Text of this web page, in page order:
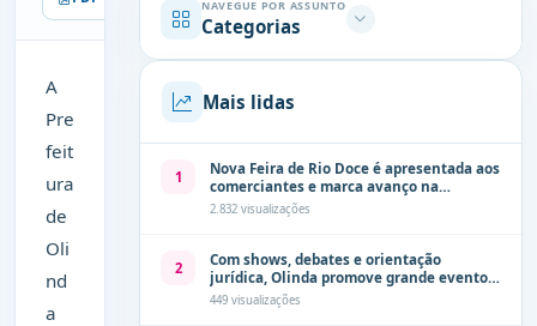
A
Pre
feit
ura
de
Oli
nd
a
NAVEGUE POR ASSUNTO
Categorias
Mais lidas
1
Nova Feira de Rio Doce é apresentada aos
comerciantes e marca avanço na
modernização dos espaços públicos de
2.832 visualizações
2
Com shows, debates e orientação
jurídica, Olinda promove grande evento
de combate à violência contra a mulher
neste sábado (8)
449 visualizações